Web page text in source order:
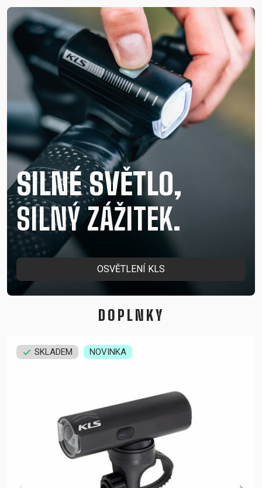
SILNÉ SVĚTLO,
SILNÝ ZÁŽITEK.
OSVĚTLENÍ KLS
DOPLNKY
SKLADEM NOVINKA